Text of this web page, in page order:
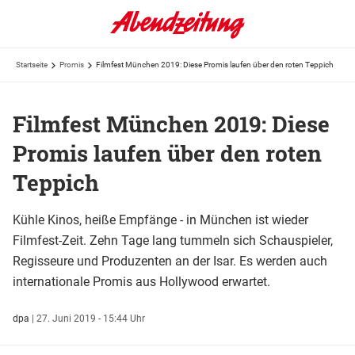
Startseite Promis Filmfest München 2019: Diese Promis laufen über den roten Teppich
Filmfest München 2019: Diese
Promis laufen über den roten
Teppich
Kühle Kinos, heiße Empfänge - in München ist wieder
Filmfest-Zeit. Zehn Tage lang tummeln sich Schauspieler,
Regisseure und Produzenten an der Isar. Es werden auch
internationale Promis aus Hollywood erwartet.
dpa | 27. Juni 2019 - 15:44 Uhr